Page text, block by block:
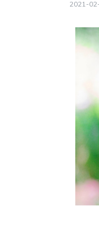
2021-